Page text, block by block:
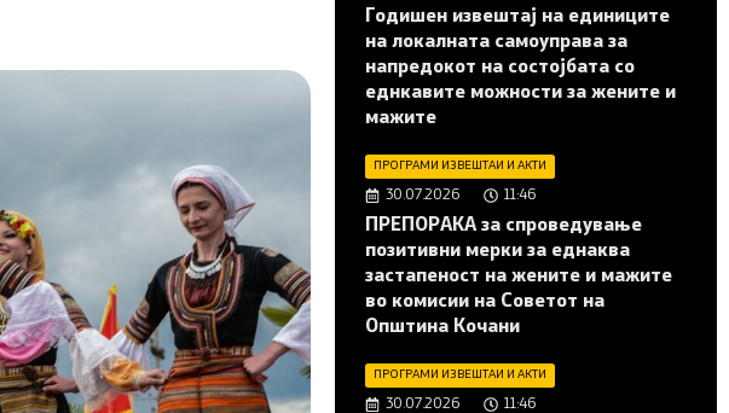
Годишен извештај на единиците
на локалната самоуправа за
напредокот на состојбата со
еднкавите можности за жените и
мажите
ПРОГРАМИ ИЗВЕШТАИ И АКТИ
30.07.2026 11:46
ПРЕПОРАКА за спроведување
позитивни мерки за еднаква
застапеност на жените и мажите
во комисии на Советот на
Општина Кочани
ПРОГРАМИ ИЗВЕШТАИ И АКТИ
30.07.2026 11:46